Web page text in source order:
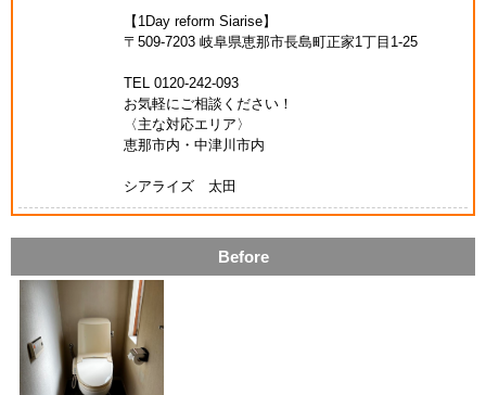
【1Day reform Siarise】
〒509-7203 岐阜県恵那市長島町正家1丁目1-25
TEL 0120-242-093
お気軽にご相談ください！
〈主な対応エリア〉
恵那市内・中津川市内
シアライズ 太田
Before